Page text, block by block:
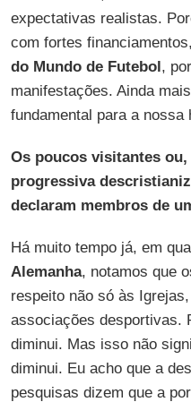
expectativas realistas.
com fortes
do Mundo de Futebol,
manifestações. Ainda
fundamental para a
Os poucos visitantes
progressiva
declaram membros de
Há muito tempo já, em
Alemanha, notamos que
respeito não só às
associações desportivas.
diminui. Mas isso não
diminui. Eu acho que a
pesquisas dizem que a